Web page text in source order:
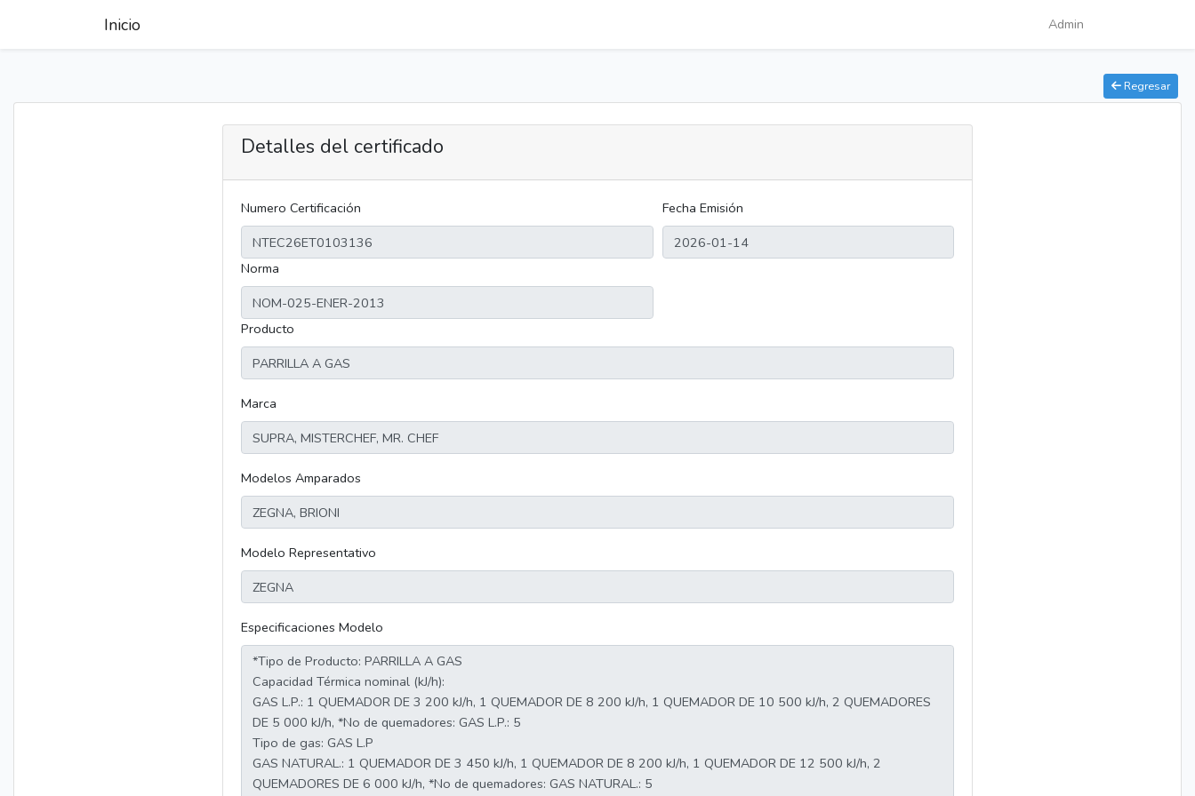
Inicio Admin
Regresar
Detalles del certificado
Numero Certificación Fecha Emisión
Norma
Producto
Marca
Modelos Amparados
Modelo Representativo
Especificaciones Modelo